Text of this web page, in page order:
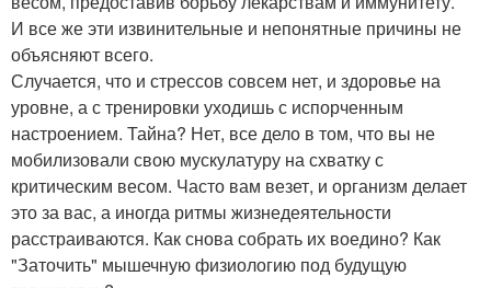
И все же эти извинительные и непонятные причины не
объясняют всего.
Случается, что и стрессов совсем нет, и здоровье на
уровне, а с тренировки уходишь с испорченным
настроением. Тайна? Нет, все дело в том, что вы не
мобилизовали свою мускулатуру на схватку с
критическим весом. Часто вам везет, и организм делает
это за вас, а иногда ритмы жизнедеятельности
расстраиваются. Как снова собрать их воедино? Как
"Заточить" мышечную физиологию под будущую